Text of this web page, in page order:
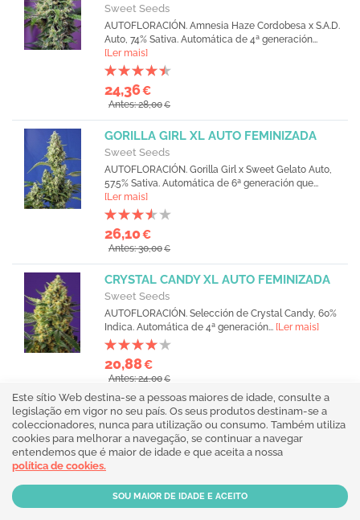
Sweet Seeds
AUTOFLORACIÓN. Amnesia Haze Cordobesa x S.A.D.
Auto, 74% Sativa. Automática de 4ª generación...
[Ler mais]
24,36€
Antes: 28,00€
GORILLA GIRL XL AUTO FEMINIZADA
Sweet Seeds
AUTOFLORACIÓN. Gorilla Girl x Sweet Gelato Auto,
57.5% Sativa. Automática de 6ª generación que...
[Ler mais]
26,10€
Antes: 30,00€
CRYSTAL CANDY XL AUTO FEMINIZADA
Sweet Seeds
AUTOFLORACIÓN. Selección de Crystal Candy, 60%
Indica. Automática de 4ª generación... [Ler mais]
20,88€
Antes: 24,00€
RED PURE AUTO CBD FEMINIZADA
Sweet Seeds
AUTOFLORACIÓN. Sweet Pure CBD x Red Poison
Auto, 58.4% Indica. Variedad de CBD puro que
adquiere tonos rojizos...
24,36€
Este sítio Web destina-se a pessoas maiores de idade, consulte a
legislação em vigor no seu país. Os seus produtos destinam-se a
coleccionadores, nunca para utilização ou consumo. Também utiliza
cookies para melhorar a navegação, se continuar a navegar
entendemos que é maior de idade e que aceita a nossa
política de cookies.